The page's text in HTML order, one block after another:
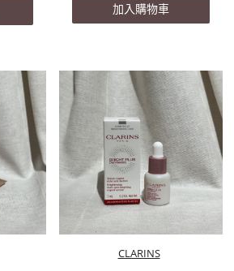
加入購物車
CLARINS